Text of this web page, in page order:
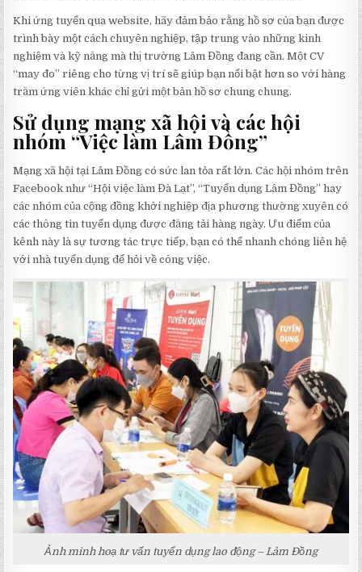
Khi ứng tuyển qua website, hãy đảm bảo rằng hồ sơ của bạn được
trình bày một cách chuyên nghiệp, tập trung vào những kinh
nghiệm và kỹ năng mà thị trường Lâm Đồng đang cần. Một CV
“may đo” riêng cho từng vị trí sẽ giúp bạn nổi bật hơn so với hàng
trăm ứng viên khác chỉ gửi một bản hồ sơ chung chung.
Sử dụng mạng xã hội và các hội
nhóm “Việc làm Lâm Đồng”
Mạng xã hội tại Lâm Đồng có sức lan tỏa rất lớn. Các hội nhóm trên
Facebook như “Hội việc làm Đà Lạt”, “Tuyển dụng Lâm Đồng” hay
các nhóm của cộng đồng khởi nghiệp địa phương thường xuyên có
các thông tin tuyển dụng được đăng tải hàng ngày. Ưu điểm của
kênh này là sự tương tác trực tiếp, bạn có thể nhanh chóng liên hệ
với nhà tuyển dụng để hỏi về công việc.
Ảnh minh hoạ tư vấn tuyển dụng lao động – Lâm Đồng